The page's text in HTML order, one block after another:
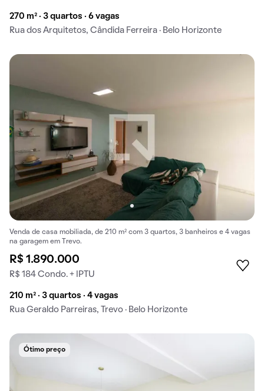
270 m² · 3 quartos · 6 vagas
Rua dos Arquitetos, Cândida Ferreira · Belo Horizonte
Venda de casa mobiliada, de 210 m² com 3 quartos, 3 banheiros e 4 vagas
na garagem em Trevo.
R$ 1.890.000
R$ 184 Condo. + IPTU
210 m² · 3 quartos · 4 vagas
Rua Geraldo Parreiras, Trevo · Belo Horizonte
Ótimo preço